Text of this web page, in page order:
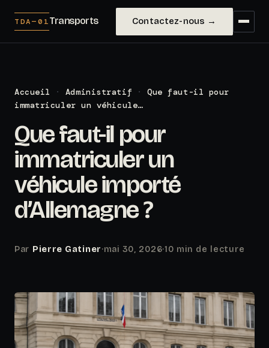
TDA—01Transports Contactez-nous →
Accueil · Administratif ·
Que faut-il pour
immatriculer un véhicule…
Que faut-il pour
immatriculer un
véhicule importé
d’Allemagne ?
Par Pierre Gatiner·mai 30, 2026·10 min de lecture